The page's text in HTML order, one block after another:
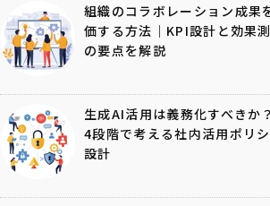
組織のコラボレーション成果
価する方法｜KPI設計と効果
の要点を解説
生成AI活用は義務化すべきか
4段階で考える社内活用ポリ
設計